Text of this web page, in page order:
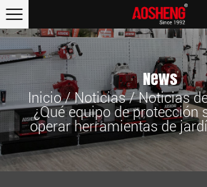
News
Inicio/Noticias/Noticias
¿Qué equipo de protección
operar herramientas de